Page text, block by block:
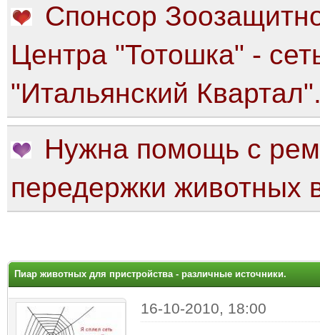
Спонсор
Центра "Тотошка" -
"Итальянский
Нужна помощь с
передержки животных
Пиар животных для пристройства - различные источники.
16-10-2010, 18:00